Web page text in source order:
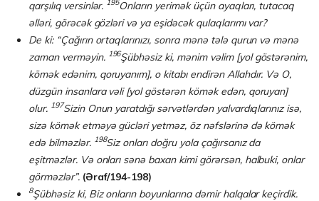
qarşılıq versinlər. 195Onların yerimək üçün ayaqları, tutacaq
əlləri, görəcək gözləri və ya eşidəcək qulaqlarımı var?
De ki: “Çağırın ortaqlarınızı, sonra mənə tələ qurun və mənə
zaman verməyin. 196Şübhəsiz ki, mənim vəlim [yol göstərənim,
kömək edənim, qoruyanım], o kitabı endirən Allahdır. Və O,
düzgün insanlara vəli [yol göstərən kömək edən, qoruyan]
olur. 197Sizin Onun yaratdığı sərvətlərdən yalvardıqlarınız isə,
sizə kömək etməyə gücləri yetməz, öz nəfslərinə də kömək
edə bilməzlər. 198Siz onları doğru yola çağırsanız da
eşitməzlər. Və onları sənə baxan kimi görərsən, halbuki, onlar
görməzlər”.(Əraf/194-198)
8Şübhəsiz ki, Biz onların boyunlarına dəmir halqalar keçirdik.